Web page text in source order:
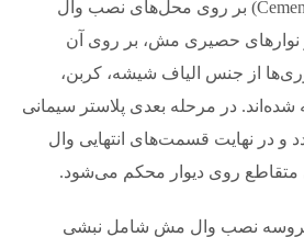
سیمانی (Cement-based Matrix) بر روی محل‌های نصب وال
حصیری مش، بر روی آن
از جنس الیاف شیشه، کربن،
شده‌اند. در مرحله بعدی پلاستر سیمانی
و در نهایت قسمت‌های انتهایی وال
متقاطع روی دیوار محکم می‌شود.
پروسه نصب وال مش شامل نبشی